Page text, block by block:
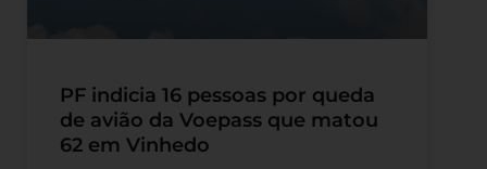
PF indicia 16 pessoas por queda
de avião da Voepass que matou
62 em Vinhedo